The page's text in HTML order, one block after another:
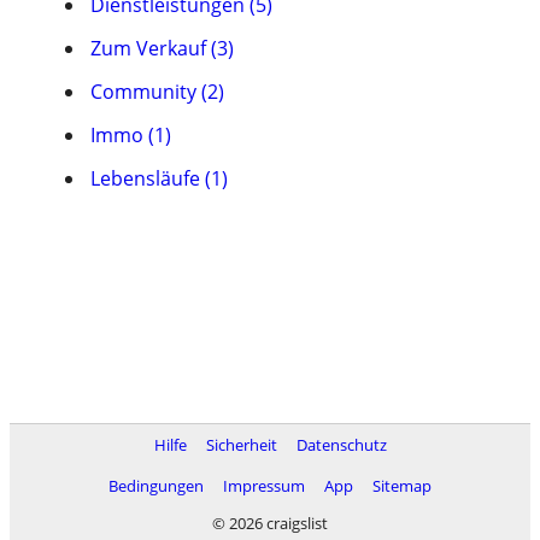
Zum Verkauf (3)
Community (2)
Immo (1)
Lebensläufe (1)
Hilfe Sicherheit
Datenschutz
Bedingungen
Impressum App
Sitemap
© 2026 craigslist